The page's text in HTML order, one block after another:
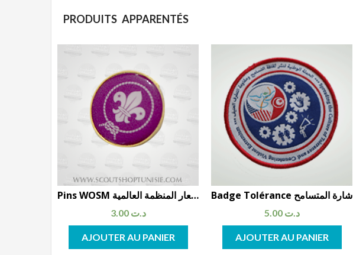
PRODUITS APPARENTÉS
Pins WOSM مشبك شعار المنظمة العالمية
3.00 د.ت
AJOUTER AU PANIER
Badge Tolérance شارة المتسامح
5.00 د.ت
AJOUTER AU PANIER